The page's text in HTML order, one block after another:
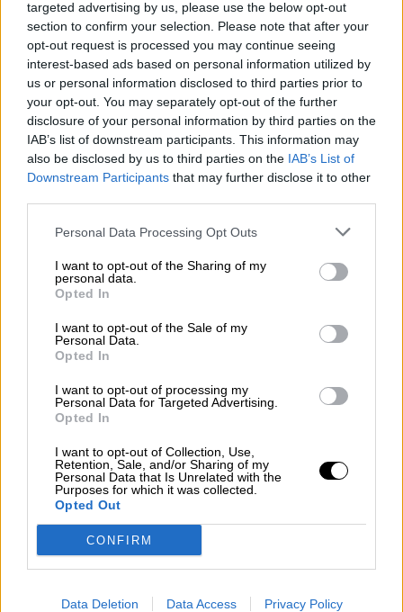
targeted advertising by us, please use the below opt-out
section to confirm your selection. Please note that after your
opt-out request is processed you may continue seeing
interest-based ads based on personal information utilized by
us or personal information disclosed to third parties prior to
your opt-out. You may separately opt-out of the further
disclosure of your personal information by third parties on the
IAB’s list of downstream participants. This information may
also be disclosed by us to third parties on the IAB’s List of
Downstream Participants that may further disclose it to other
Personal Data Processing Opt Outs
I want to opt-out of the Sharing of my
personal data.
Opted In
I want to opt-out of the Sale of my
Personal Data.
Opted In
I want to opt-out of processing my
Personal Data for Targeted Advertising.
Opted In
I want to opt-out of Collection, Use,
Retention, Sale, and/or Sharing of my
Personal Data that Is Unrelated with the
Purposes for which it was collected.
Opted Out
CONFIRM
Data Deletion Data Access Privacy Policy
trabajo en las explotaciones agrícolas y
ganaderas, el trabajo se organizará en
cuadrillas de trabajadores, desplazándose
juntas, en la medida de lo posible, evitando el
contacto con otras cuadrilla.
En el caso, de que uno de los trabajadores
de una cuadrilla da positivo en Covid-19,
todo el grupo deberá pasar a situación de
cuarentena.
trabajadores puedanmantener la distancia
descarga de mercancías.
En cuanto a la
prevención, deberá mantener un registro
electrónico
teléfonos de contacto, la cuadrilla a la que
pertenece y la unidad de alojamiento.
temporeros les faciliten lasolicitud sanitaria
como desplazados, con el fin de tener un
centro de salud asignado.
Por último, y según ha comunicadoLa
Moncloa,el Plan de recomendaciones recoge
que se debe garantizar que cualquier persona
coronavirus, pueda aislarse del resto de